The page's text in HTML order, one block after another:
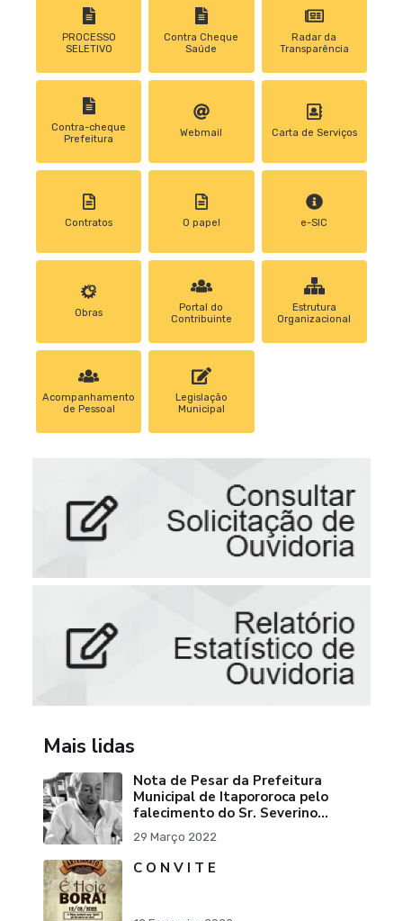
PROCESSO
SELETIVO
Contra Cheque
Saúde
Radar da
Transparência
Contra-cheque
Prefeitura
Webmail Carta de Serviços
Contratos 0 papel e-SIC
Obras
Portal do
Contribuinte
Estrutura
Organizacional
Acompanhamento
de Pessoal
Legislação
Municipal
Mais lidas
Nota de Pesar da Prefeitura
Municipal de Itapororoca pelo
falecimento do Sr. Severino
Ribeiro da Silva "Pai do Ex-
Prefei
29 Março 2022
C O N V I T E